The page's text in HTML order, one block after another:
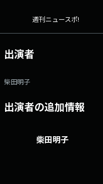
週刊ニュースポ!
出演者
柴田明子
出演者の追加情報
柴田明子